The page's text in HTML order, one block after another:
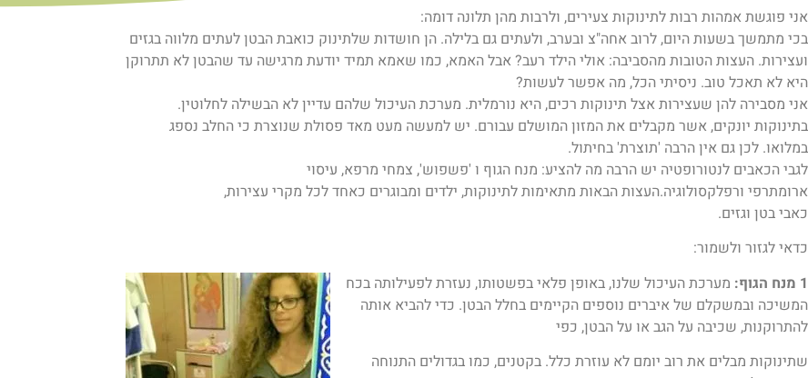
אני פוגשת אמהות רבות לתינוקות צעירים, ולרבות מהן תלונה דומה:
בכי מתמשך בשעות היום, לרוב אחה"צ ובערב, ולעתים גם בלילה. הן חושדות שלתינוק כואבת הבטן לעתים מלווה בגזים
ועצירות. העצות הטובות מהסביבה: אולי הילד רעב? אבל האמא, כמו שאמא תמיד יודעת מרגישה עד שהבטן לא תתרוקן
היא לא תאכל טוב. ניסיתי הכל, מה אפשר לעשות?
אני מסבירה להן שעצירות אצל תינוקות רכים, היא נורמלית. מערכת העיכול שלהם עדיין לא הבשילה לחלוטין.
בתינוקות יונקים, אשר מקבלים את המזון המושלם עבורם. יש למעשה מעט מאד פסולת שנוצרת כי החלב נספג
במלואו. לכן גם אין הרבה 'תוצרת' בחיתול.
לגבי הכאבים לנטורופטיה יש הרבה מה להציע: מנח הגוף ו 'פשפוש', צמחי מרפא, עיסוי
ארומתרפי ורפלקסולוגיה.העצות הבאות מתאימות לתינוקות, ילדים ומבוגרים כאחד לכל מקרי עצירות,
כאבי בטן וגזים.
כדאי לגזור ולשמור:
1 מנח הגוף:
מערכת העיכול שלנו, באופן פלאי בפשטותו, נעזרת לפעילותה בכח
המשיכה ובמשקלם של איברים נוספים הקיימים בחלל הבטן. כדי להביא אותה
להתרוקנות, שכיבה על הגב או על הבטן, כפי
שתינוקות מבלים את רוב יומם לא עוזרת כלל. בקטנים, כמו בגדולים התנוחה